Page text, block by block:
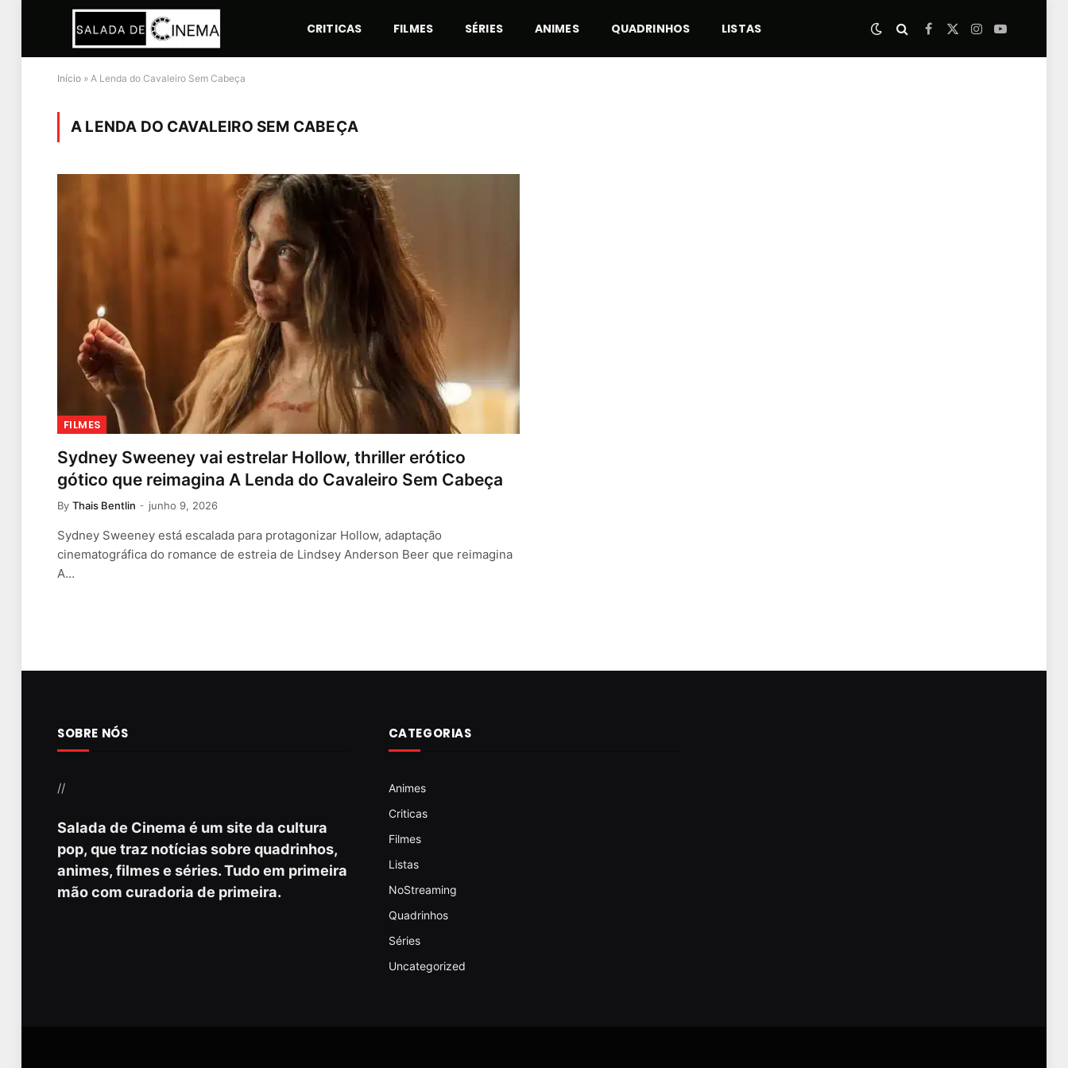
CRITICAS FILMES SÉRIES ANIMES QUADRINHOS LISTAS Facebook
X
Instagram
YouTube
Início » A Lenda do Cavaleiro Sem Cabeça
A LENDA DO CAVALEIRO SEM CABEÇA
FILMES
Sydney Sweeney vai estrelar Hollow, thriller erótico
gótico que reimagina A Lenda do Cavaleiro Sem Cabeça
By Thais Bentlin junho 9, 2026
Sydney Sweeney está escalada para protagonizar Hollow, adaptação
cinematográfica do romance de estreia de Lindsey Anderson Beer que reimagina
A…
SOBRE NÓS
//
Salada de Cinema é um site da cultura
pop, que traz notícias sobre quadrinhos,
animes, filmes e séries. Tudo em primeira
mão com curadoria de primeira.
CATEGORIAS
Animes
Criticas
Filmes
Listas
NoStreaming
Quadrinhos
Séries
Uncategorized